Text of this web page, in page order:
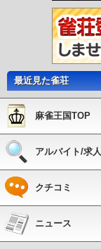
最近見た雀荘
麻雀王国TOP
アルバイト/求人
クチコミ
ニュース